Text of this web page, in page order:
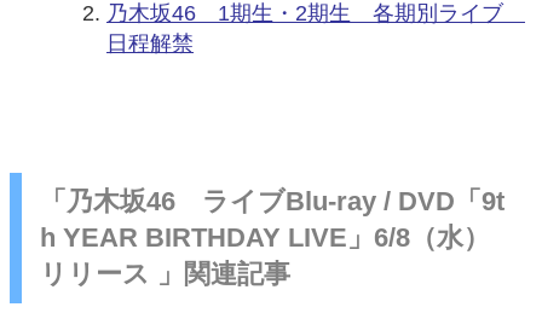
乃木坂46 1期生・2期生 各期別ライブ
日程解禁
「乃木坂46 ライブBlu-ray / DVD「9t
h YEAR BIRTHDAY LIVE」6/8（水）
リリース 」関連記事